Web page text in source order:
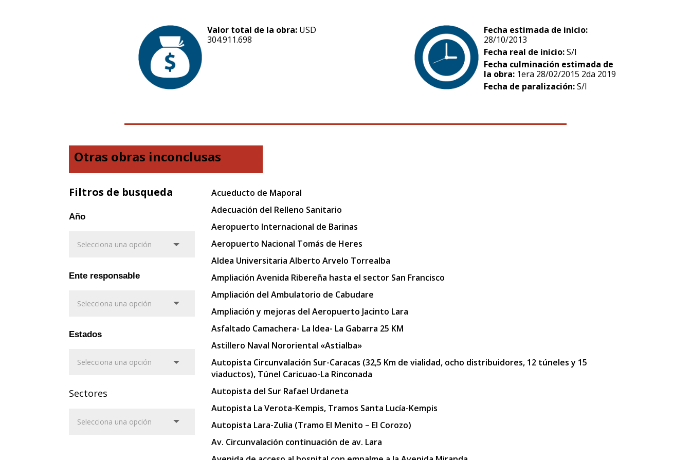
Valor total de la obra: USD
304.911.698
Fecha estimada de inicio:
28/10/2013
Fecha real de inicio:S/I
Fecha culminación estimada de
la obra: 1era 28/02/2015 2da 2019
Fecha de paralización:S/I
Otras obras inconclusas
Filtros de busqueda
Año
Ente responsable
Estados
Sectores
Acueducto de Maporal
Adecuación del Relleno Sanitario
Aeropuerto Internacional de Barinas
Aeropuerto Nacional Tomás de Heres
Aldea Universitaria Alberto Arvelo Torrealba
Ampliación Avenida Ribereña hasta el sector San Francisco
Ampliación del Ambulatorio de Cabudare
Ampliación y mejoras del Aeropuerto Jacinto Lara
Asfaltado Camachera- La Idea- La Gabarra 25 KM
Astillero Naval Nororiental «Astialba»
Autopista Circunvalación Sur-Caracas (32,5 Km de vialidad, ocho distribuidores, 12 túneles y 15
viaductos), Túnel Caricuao-La Rinconada
Autopista del Sur Rafael Urdaneta
Autopista La Verota-Kempis, Tramos Santa Lucía-Kempis
Autopista Lara-Zulia (Tramo El Menito – El Corozo)
Av. Circunvalación continuación de av. Lara